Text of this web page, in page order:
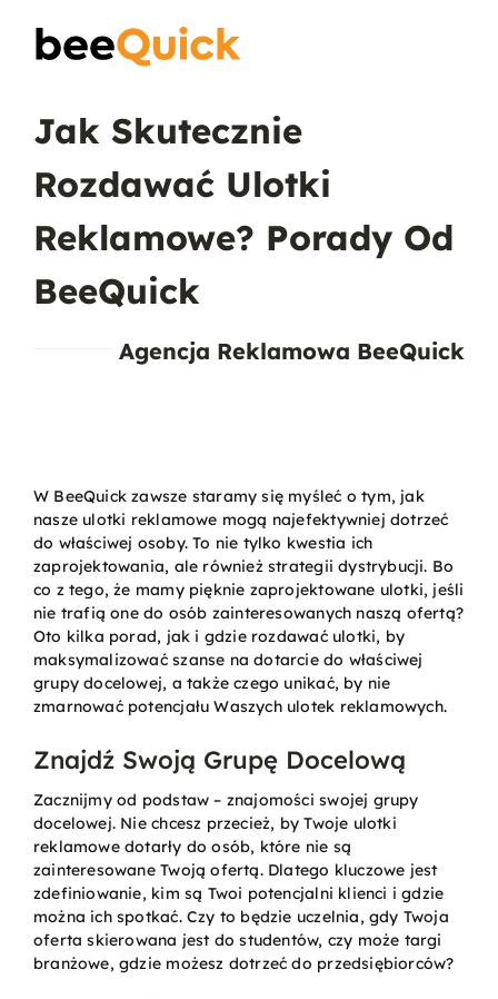
content
Wizytówki
Projektowanie Logotypów
Ulotki reklamowe
Wiedza
Kontakt
Koszyk
Konto
Jak Skutecznie
Rozdawać Ulotki
Reklamowe? Porady Od
BeeQuick
Agencja Reklamowa BeeQuick
W BeeQuick zawsze staramy się myśleć o tym, jak
nasze ulotki reklamowe mogą najefektywniej dotrzeć
do właściwej osoby. To nie tylko kwestia ich
zaprojektowania, ale również strategii dystrybucji. Bo
co z tego, że mamy pięknie zaprojektowane ulotki, jeśli
nie trafią one do osób zainteresowanych naszą ofertą?
Oto kilka porad, jak i gdzie rozdawać ulotki, by
maksymalizować szanse na dotarcie do właściwej
grupy docelowej, a także czego unikać, by nie
zmarnować potencjału Waszych ulotek reklamowych.
Znajdź Swoją Grupę Docelową
Zacznijmy od podstaw – znajomości swojej grupy
docelowej. Nie chcesz przecież, by Twoje ulotki
reklamowe dotarły do osób, które nie są
zainteresowane Twoją ofertą. Dlatego kluczowe jest
zdefiniowanie, kim są Twoi potencjalni klienci i gdzie
można ich spotkać. Czy to będzie uczelnia, gdy Twoja
oferta skierowana jest do studentów, czy może targi
branżowe, gdzie możesz dotrzeć do przedsiębiorców?